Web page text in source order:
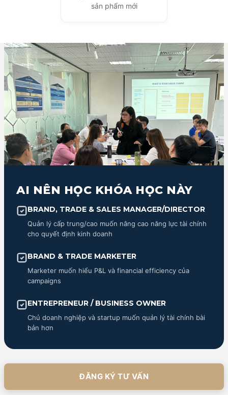
sản phẩm mới
AI NÊN HỌC KHÓA HỌC NÀY
BRAND, TRADE & SALES MANAGER/DIRECTOR
Quản lý cấp trung/cao muốn nâng cao năng lực tài chính
cho quyết định kinh doanh
BRAND & TRADE MARKETER
Marketer muốn hiểu P&L và financial efficiency của
campaigns
ENTREPRENEUR / BUSINESS OWNER
Chủ doanh nghiệp và startup muốn quản lý tài chính bài
bản hơn
ĐĂNG KÝ TƯ VẤN